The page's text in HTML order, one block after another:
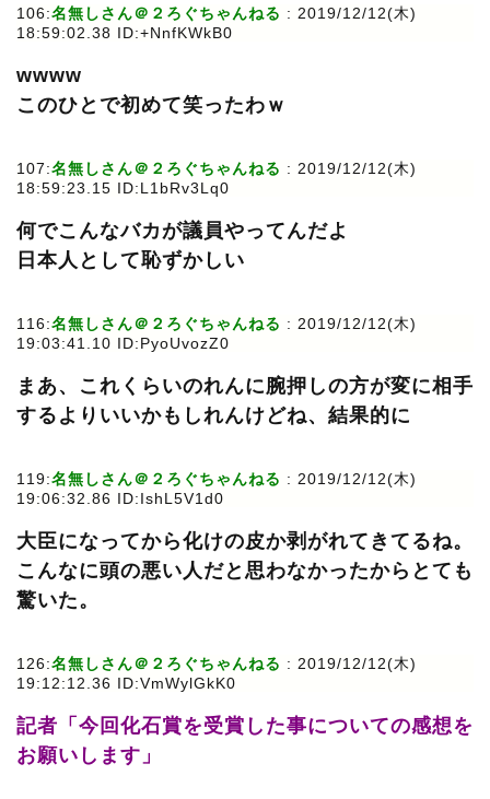
106:名無しさん＠２ろぐちゃんねる : 2019/12/12(木)
18:59:02.38 ID:+NnfKWkB0
wwww
このひとで初めて笑ったわｗ
107:名無しさん＠２ろぐちゃんねる : 2019/12/12(木)
18:59:23.15 ID:L1bRv3Lq0
何でこんなバカが議員やってんだよ
日本人として恥ずかしい
116:名無しさん＠２ろぐちゃんねる : 2019/12/12(木)
19:03:41.10 ID:PyoUvozZ0
まあ、これくらいのれんに腕押しの方が変に相手
するよりいいかもしれんけどね、結果的に
119:名無しさん＠２ろぐちゃんねる : 2019/12/12(木)
19:06:32.86 ID:IshL5V1d0
大臣になってから化けの皮か剥がれてきてるね。
こんなに頭の悪い人だと思わなかったからとても
驚いた。
126:名無しさん＠２ろぐちゃんねる : 2019/12/12(木)
19:12:12.36 ID:VmWylGkK0
記者「今回化石賞を受賞した事についての感想を
お願いします」